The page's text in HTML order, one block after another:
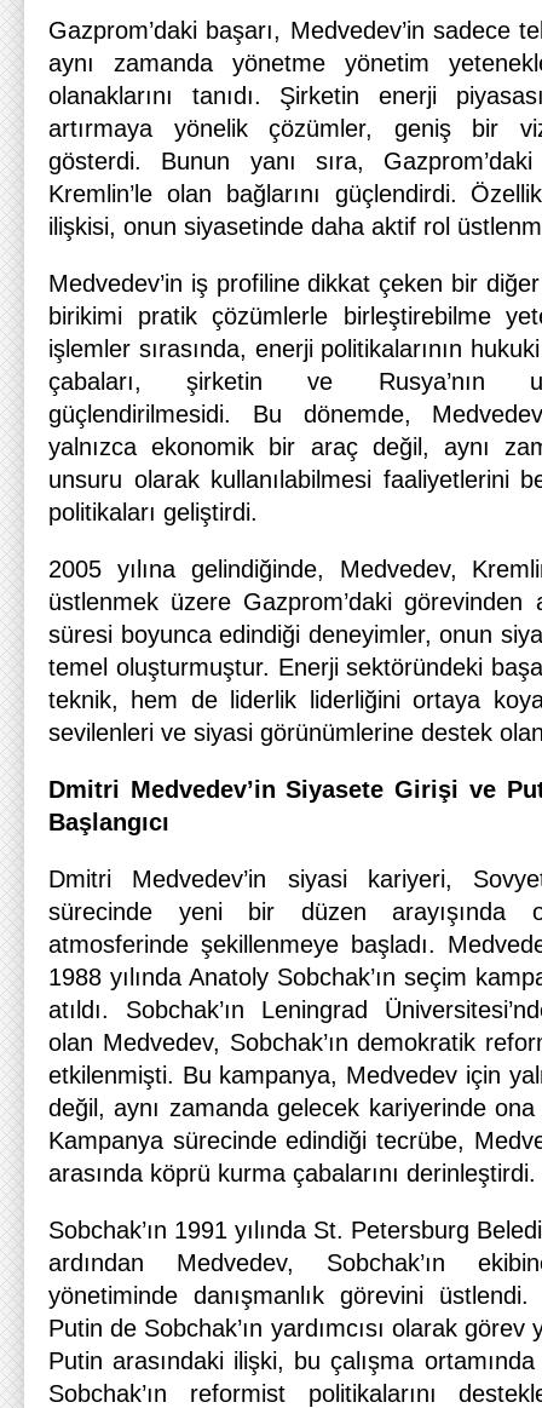
Gazprom’daki başarı, Medvedev’in sadece
aynı zamanda yönetme yönetim
olanaklarını tanıdı. Şirketin enerji
artırmaya yönelik çözümler, geniş bir
gösterdi. Bunun yanı sıra,
Kremlin’le olan bağlarını güçlendirdi.
ilişkisi, onun siyasetinde daha aktif rol
Medvedev’in iş profiline dikkat çeken bir
birikimi pratik çözümlerle birleştirebilme
işlemler sırasında, enerji politikalarının
çabaları, şirketin ve Rusya’nın
güçlendirilmesidi. Bu dönemde,
yalnızca ekonomik bir araç değil, aynı
unsuru olarak kullanılabilmesi faaliyetlerini
politikaları geliştirdi.
2005 yılına gelindiğinde, Medvedev,
üstlenmek üzere Gazprom’daki görevinden
süresi boyunca edindiği deneyimler, onun
temel oluşturmuştur. Enerji sektöründeki
teknik, hem de liderlik liderliğini ortaya
sevilenleri ve siyasi görünümlerine destek
Dmitri Medvedev’in Siyasete Girişi ve
Başlangıcı
Dmitri Medvedev’in siyasi kariyeri,
sürecinde yeni bir düzen arayışında
atmosferinde şekillenmeye başladı.
1988 yılında Anatoly Sobchak’ın seçim
atıldı. Sobchak’ın Leningrad
olan Medvedev, Sobchak’ın demokratik
etkilenmişti. Bu kampanya, Medvedev için
değil, aynı zamanda gelecek kariyerinde
Kampanya sürecinde edindiği tecrübe,
arasında köprü kurma çabalarını derinleştirdi.
Sobchak’ın 1991 yılında St. Petersburg
ardından Medvedev, Sobchak’ın
yönetiminde danışmanlık görevini
Putin de Sobchak’ın yardımcısı olarak
Putin arasındaki ilişki, bu çalışma
Sobchak’ın reformist politikalarını